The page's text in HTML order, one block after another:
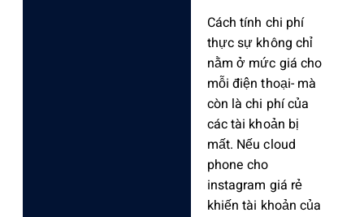
Cách tính chi phí
thực sự không chỉ
nằm ở mức giá cho
mỗi điện thoại- mà
còn là chi phí của
các tài khoản bị
mất. Nếu cloud
phone cho
instagram giá rẻ
khiến tài khoản của